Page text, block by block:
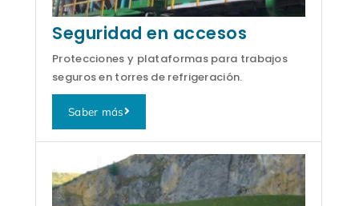
Seguridad en accesos
Protecciones y plataformas para trabajos
seguros en torres de refrigeración.
Saber más